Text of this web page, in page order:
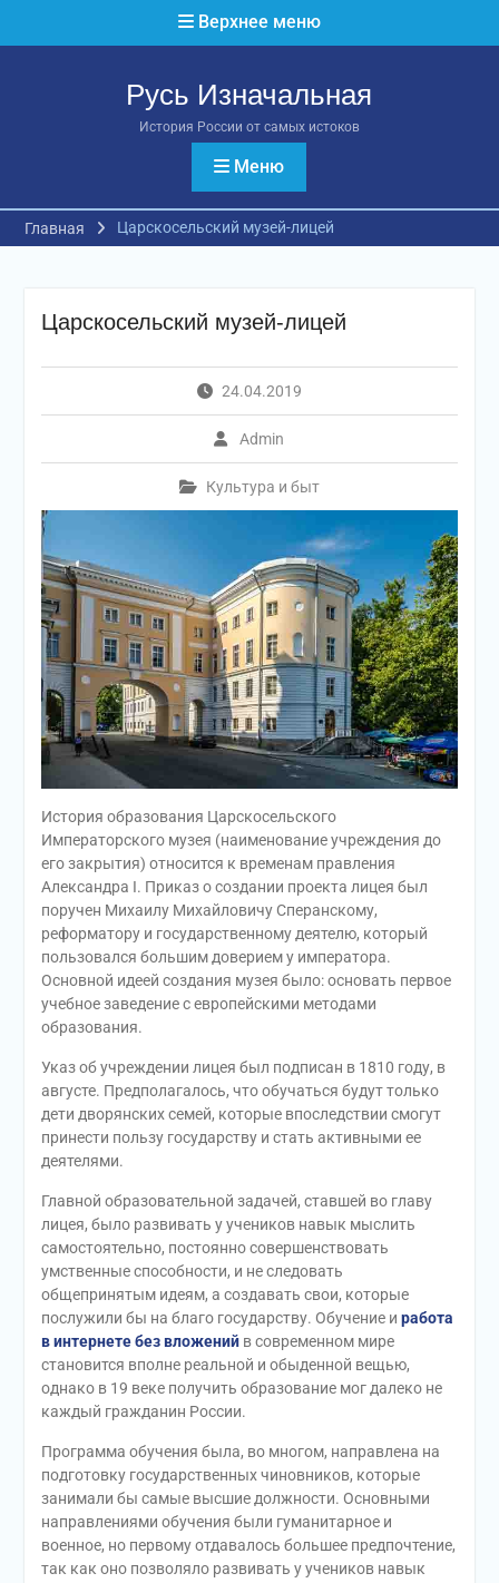
Верхнее меню
Русь Изначальная
История России от самых истоков
Меню
Главная Царскосельский музей-лицей
Царскосельский музей-лицей
24.04.2019
Admin
Культура и быт
История образования Царскосельского
Императорского музея (наименование учреждения до
его закрытия) относится к временам правления
Александра I. Приказ о создании проекта лицея был
поручен Михаилу Михайловичу Сперанскому,
реформатору и государственному деятелю, который
пользовался большим доверием у императора.
Основной идеей создания музея было: основать первое
учебное заведение с европейскими методами
образования.
Указ об учреждении лицея был подписан в 1810 году, в
августе. Предполагалось, что обучаться будут только
дети дворянских семей, которые впоследствии смогут
принести пользу государству и стать активными ее
деятелями.
Главной образовательной задачей, ставшей во главу
лицея, было развивать у учеников навык мыслить
самостоятельно, постоянно совершенствовать
умственные способности, и не следовать
общепринятым идеям, а создавать свои, которые
послужили бы на благо государству. Обучение и работа
в интернете без вложенийв современном мире
становится вполне реальной и обыденной вещью,
однако в 19 веке получить образование мог далеко не
каждый гражданин России.
Программа обучения была, во многом, направлена на
подготовку государственных чиновников, которые
занимали бы самые высшие должности. Основными
направлениями обучения были гуманитарное и
военное, но первому отдавалось большее предпочтение,
так как оно позволяло развивать у учеников навык